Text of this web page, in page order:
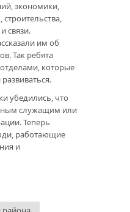
экономики,
строительства,
связи.
им об
Так ребята
которые
убедились, что
служащим или
Теперь
работающие
и